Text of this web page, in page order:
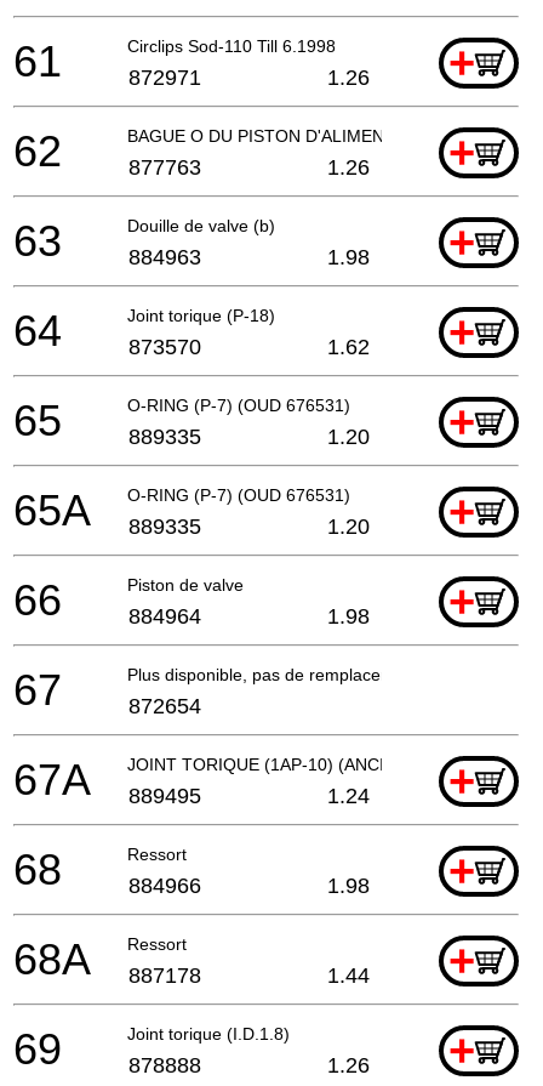
Circlips Sod-110 Till 6.1998 +
61 872971 1.26
BAGUE O DU PISTON D'ALIMENTATION (I.D.14)
+
62 877763 1.26
Douille de valve (b) +
63 884963 1.98
Joint torique (P-18) +
64 873570 1.62
O-RING (P-7) (OUD 676531) +
65 889335 1.20
O-RING (P-7) (OUD 676531) +
65A 889335 1.20
Piston de valve +
66 884964 1.98
Plus disponible, pas de remplacement
67 872654
JOINT TORIQUE (1AP-10) (ANCIEN 872654)
+
67A 889495 1.24
Ressort +
68 884966 1.98
Ressort +
68A 887178 1.44
Joint torique (I.D.1.8) +
69 878888 1.26